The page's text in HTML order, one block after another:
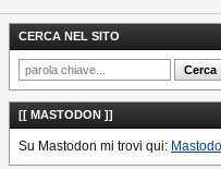
CERCA NEL SITO
[[ MASTODON ]]
Su Mastodon mi trovi qui: